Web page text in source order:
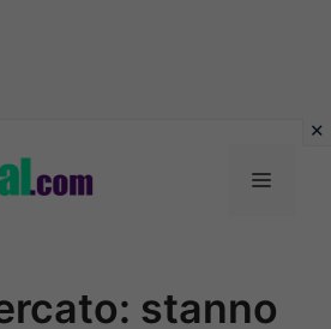
Menu
stanno